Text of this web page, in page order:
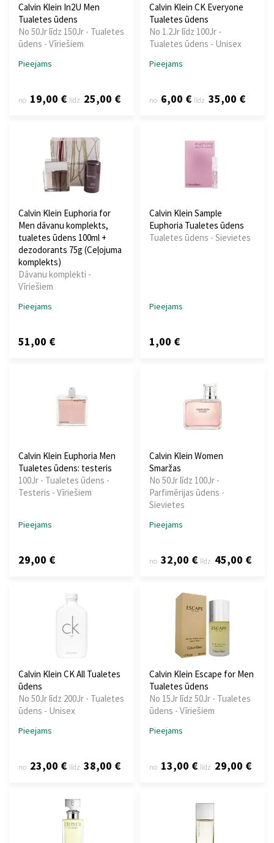
Calvin Klein In2U Men
Tualetes ūdens
No 50Jr līdz 150Jr - Tualetes
ūdens - Vīriešiem
Pieejams
no 19,00 € līdz 25,00 €
Calvin Klein CK Everyone
Tualetes ūdens
No 1.2Jr līdz 100Jr -
Tualetes ūdens - Unisex
Pieejams
no 6,00 € līdz 35,00 €
Calvin Klein Euphoria for
Men dāvanu komplekts,
tualetes ūdens 100ml +
dezodorants 75g (Ceļojuma
komplekts)
Dāvanu komplekti -
Vīriešiem
Pieejams
51,00 €
Calvin Klein Sample
Euphoria Tualetes ūdens
Tualetes ūdens - Sievietes
Pieejams
1,00 €
Calvin Klein Euphoria Men
Tualetes ūdens: testeris
100Jr - Tualetes ūdens -
Testeris - Vīriešiem
Pieejams
29,00 €
Calvin Klein Women
Smaržas
No 50Jr līdz 100Jr -
Parfimērijas ūdens -
Sievietes
Pieejams
no 32,00 € līdz 45,00 €
Calvin Klein CK All Tualetes
ūdens
No 50Jr līdz 200Jr - Tualetes
ūdens - Unisex
Pieejams
no 23,00 € līdz 38,00 €
Calvin Klein Escape for Men
Tualetes ūdens
No 15Jr līdz 50Jr - Tualetes
ūdens - Vīriešiem
Pieejams
no 13,00 € līdz 29,00 €